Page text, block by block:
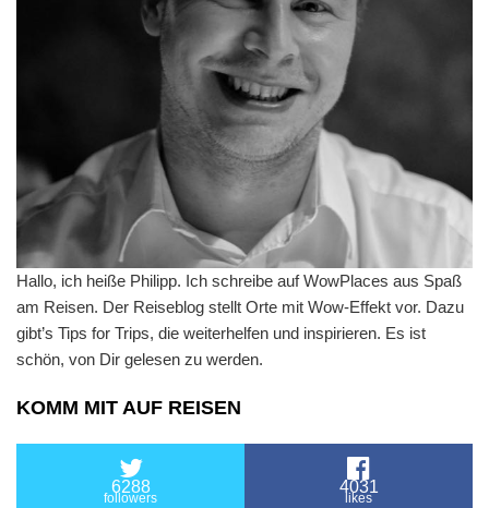
Hallo, ich heiße Philipp. Ich schreibe auf WowPlaces aus Spaß
am Reisen. Der Reiseblog stellt Orte mit Wow-Effekt vor. Dazu
gibt’s Tips for Trips, die weiterhelfen und inspirieren. Es ist
schön, von Dir gelesen zu werden.
KOMM MIT AUF REISEN
6288
followers
4031
likes